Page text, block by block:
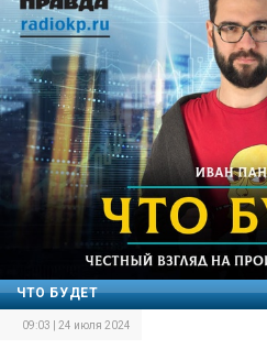
ЧТО БУДЕТ
09:03 | 24 июля 2024